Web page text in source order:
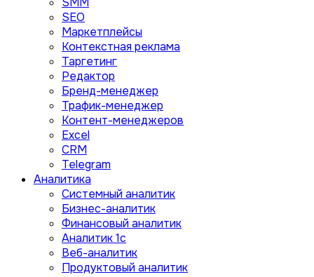
SEO
Маркетплейсы
Контекстная реклама
Таргетинг
Редактор
Бренд-менеджер
Трафик-менеджер
Контент-менеджеров
Excel
CRM
Telegram
Аналитика
Системный аналитик
Бизнес-аналитик
Финансовый аналитик
Aналитик 1с
Веб-аналитик
Продуктовый аналитик